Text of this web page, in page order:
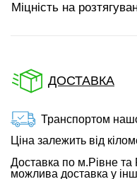
Міцність на
ДОСТАВКА
Транспортом
Ціна залежить від
Доставка по м.Рівне та
можлива доставка у